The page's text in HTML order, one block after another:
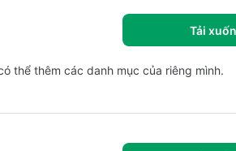
Tải
thể thêm các danh mục của riêng mình.